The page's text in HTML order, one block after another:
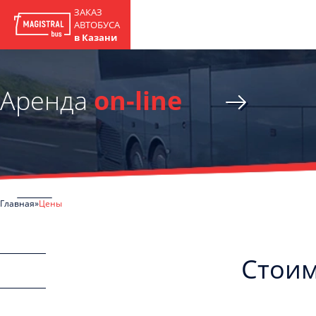
ЗАКАЗ
АВТОБУСА
в Казани
Арендаon-line
Главная Цены